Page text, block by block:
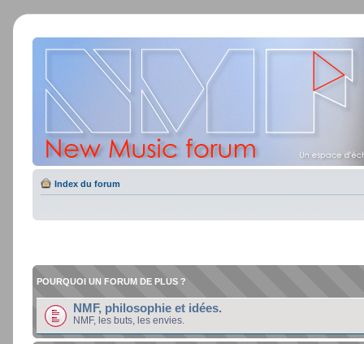
Index du forum
POURQUOI UN FORUM DE PLUS ?
NMF, philosophie et idées.
NMF, les buts, les envies.